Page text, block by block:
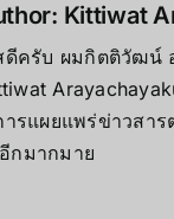
Kittiwat
ดีครับ ผมกิตติวัฒน์
ารแผยแพร่ข่าวสาร
กมากมาย